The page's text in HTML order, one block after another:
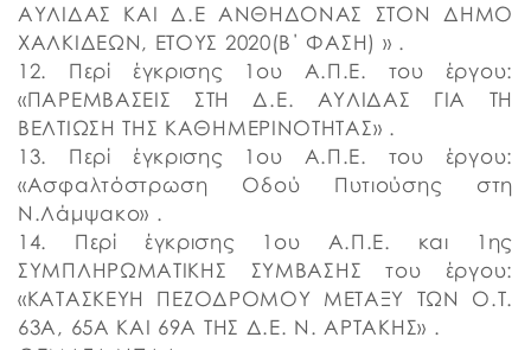
ΑΥΛΙΔΑΣ ΚΑΙ Δ.Ε ΑΝΘΗΔΟΝΑΣ ΣΤΟΝ ΔΗΜΟ
ΧΑΛΚΙΔΕΩΝ, ΕΤΟΥΣ 2020(Β΄ ΦΑΣΗ) » .
12. Περί έγκρισης 1ου Α.Π.Ε. του έργου:
«ΠΑΡΕΜΒΑΣΕΙΣ ΣΤΗ Δ.Ε. ΑΥΛΙΔΑΣ ΓΙΑ ΤΗ
ΒΕΛΤΙΩΣΗ ΤΗΣ ΚΑΘΗΜΕΡΙΝΟΤΗΤΑΣ» .
13. Περί έγκρισης 1ου Α.Π.Ε. του έργου:
«Ασφαλτόστρωση Οδού Πυτιούσης στη
Ν.Λάμψακο» .
14. Περί έγκρισης 1ου Α.Π.Ε. και 1ης
ΣΥΜΠΛΗΡΩΜΑΤΙΚΗΣ ΣΥΜΒΑΣΗΣ του έργου:
«ΚΑΤΑΣΚΕΥΗ ΠΕΖΟΔΡΟΜΟΥ ΜΕΤΑΞΥ ΤΩΝ Ο.Τ.
63Α, 65Α ΚΑΙ 69Α ΤΗΣ Δ.Ε. Ν. ΑΡΤΑΚΗΣ» .